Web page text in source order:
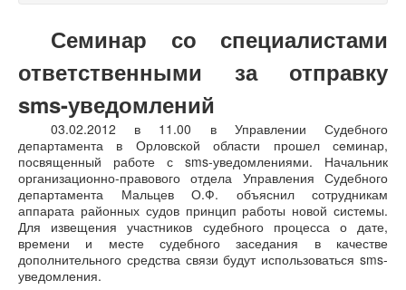
Семинар со специалистами
ответственными за отправку
sms-уведомлений
03.02.2012 в 11.00 в Управлении Судебного
департамента в Орловской области прошел семинар,
посвященный работе с sms-уведомлениями. Начальник
организационно-правового отдела Управления Судебного
департамента Мальцев О.Ф. объяснил сотрудникам
аппарата районных судов принцип работы новой системы.
Для извещения участников судебного процесса о дате,
времени и месте судебного заседания в качестве
дополнительного средства связи будут использоваться sms-
уведомления.